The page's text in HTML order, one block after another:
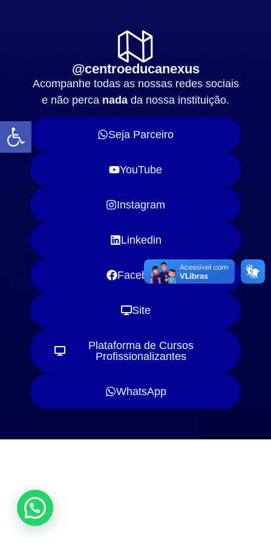
Abrir a barra de ferramentas
@centroeducanexus
Acompanhe todas as nossas redes sociais
e não perca nada da nossa instituição.
Seja Parceiro
YouTube
Instagram
Linkedin
Facebook
Site
Plataforma de Cursos
Profissionalizantes
WhatsApp